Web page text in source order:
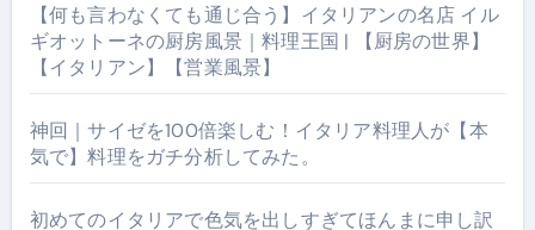
【何も言わなくても通じ合う】イタリアンの名店 イル
ギオットーネの厨房風景｜料理王国 | 【厨房の世界】
【イタリアン】【営業風景】
神回｜サイゼを100倍楽しむ！イタリア料理人が【本
気で】料理をガチ分析してみた。
初めてのイタリアで色気を出しすぎてほんまに申し訳